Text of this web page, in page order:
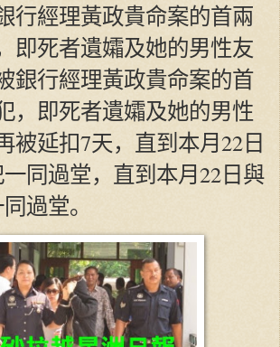
行經理黃政貴命案的首兩
即死者遺孀及她的男性友
銀行經理黃政貴命案的首
，即死者遺孀及她的男性
被延扣7天，直到本月22日
同過堂，直到本月22日與
過堂。